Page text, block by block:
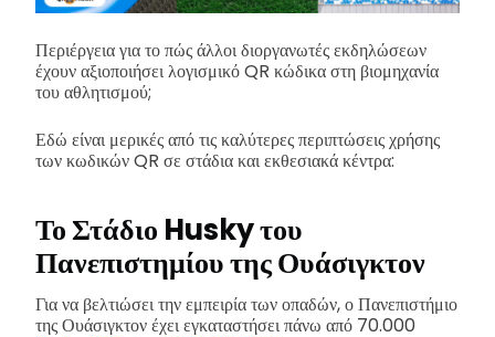
Περιέργεια για το πώς άλλοι διοργανωτές εκδηλώσεων
έχουν αξιοποιήσει λογισμικό QR κώδικα στη βιομηχανία
του αθλητισμού;
Εδώ είναι μερικές από τις καλύτερες περιπτώσεις χρήσης
των κωδικών QR σε στάδια και εκθεσιακά κέντρα:
Το Στάδιο Husky του
Πανεπιστημίου της Ουάσιγκτον
Για να βελτιώσει την εμπειρία των οπαδών, ο Πανεπιστήμιο
της Ουάσιγκτον έχει εγκαταστήσει πάνω από 70.000